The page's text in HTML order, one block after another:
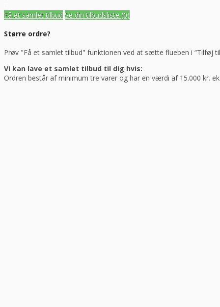
Få et samlet tilbud Se din tilbudsliste (0)
Større ordre?
Prøv "Få et samlet tilbud" funktionen ved at sætte flueben i “Tilføj
Vi kan lave et samlet tilbud til dig hvis:
Ordren består af minimum tre varer og har en værdi af 15.000 kr.